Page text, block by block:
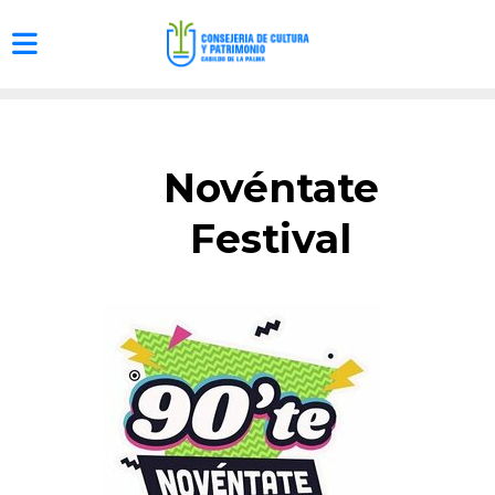
Novéntate
Festival